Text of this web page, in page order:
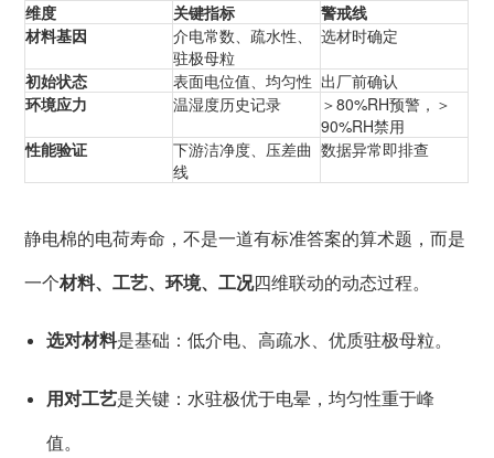
维度 关键指标
警戒线
材料基因
介电常数、疏水性、
驻极母粒
选材时确定
初始状态 表面电位值、均匀性 出厂前确认
环境应力
温湿度历史记录
＞80%RH预警，＞
90%RH禁用
性能验证
下游洁净度、压差曲
线
数据异常即排查
静电棉的电荷寿命，不是一道有标准答案的算术题，而是
一个材料、工艺、环境、工况四维联动的动态过程。
选对材料是基础：低介电、高疏水、优质驻极母粒。
用对工艺是关键：水驻极优于电晕，均匀性重于峰
值。